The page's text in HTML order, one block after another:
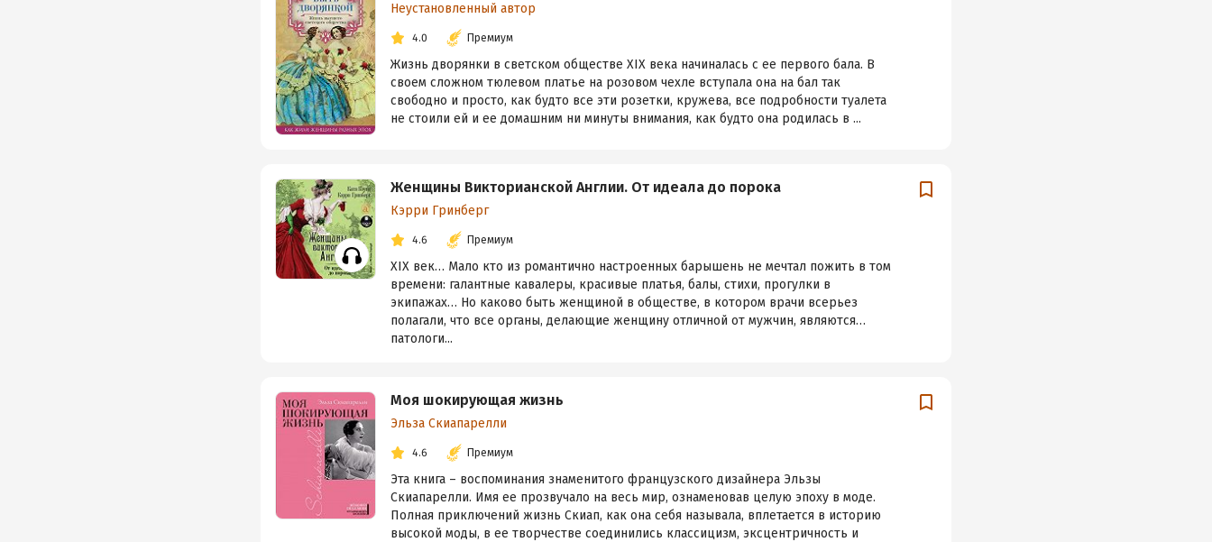
Неустановленный автор
4.0 Премиум
Жизнь дворянки в светском обществе XIX века начиналась с ее первого бала. В
своем сложном тюлевом платье на розовом чехле вступала она на бал так
свободно и просто, как будто все эти розетки, кружева, все подробности туалета
не стоили ей и ее домашним ни минуты внимания, как будто она родилась в ...
Женщины Викторианской Англии. От идеала до порока
Кэрри Гринберг
4.6 Премиум
XIX век… Мало кто из романтично настроенных барышень не мечтал пожить в том
времени: галантные кавалеры, красивые платья, балы, стихи, прогулки в
экипажах… Но каково быть женщиной в обществе, в котором врачи всерьез
полагали, что все органы, делающие женщину отличной от мужчин, являются…
патологи...
Моя шокирующая жизнь
Эльза Скиапарелли
4.6 Премиум
Эта книга – воспоминания знаменитого французского дизайнера Эльзы
Скиапарелли. Имя ее прозвучало на весь мир, ознаменовав целую эпоху в моде.
Полная приключений жизнь Скиап, как она себя называла, вплетается в историю
высокой моды, в ее творчестве соединились классицизм, эксцентричность и